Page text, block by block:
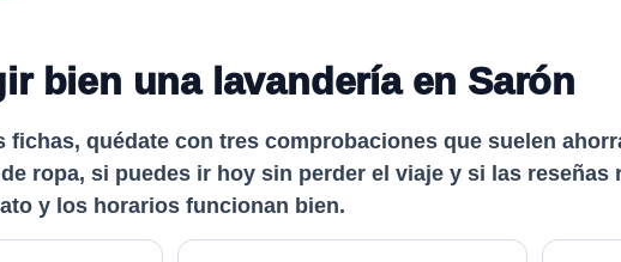
bien una lavandería en Sarón
fichas, quédate con tres comprobaciones que suelen
ropa, si puedes ir hoy sin perder el viaje y si las reseñas
y los horarios funcionan bien.